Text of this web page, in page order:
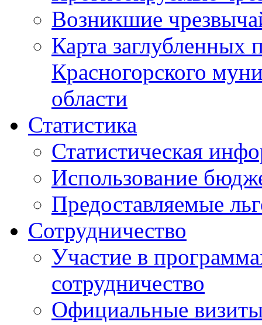
Возникшие
Карта
Красногорского
области
Статистика
Статистическая
Использование
Предоставляемые
Сотрудничество
Участие в
сотрудничество
Официальные